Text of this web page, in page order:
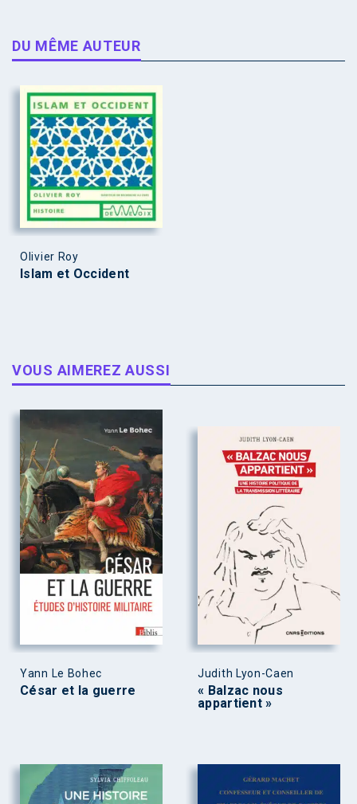
DU MÊME AUTEUR
Olivier Roy
Islam et Occident
VOUS AIMEREZ AUSSI
Yann Le Bohec
César et la guerre
Judith Lyon-Caen
« Balzac nous
appartient »